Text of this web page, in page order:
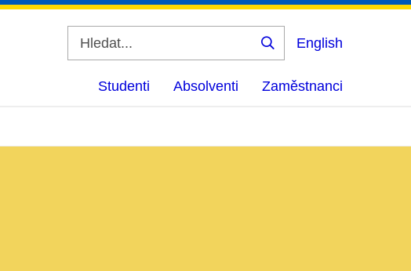
Vyhledat
English
Studenti Absolventi Zaměstnanci